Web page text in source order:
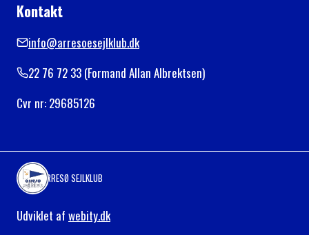
Kontakt
info@arresoesejlklub.dk
22 76 72 33 (Formand Allan Albrektsen)
Cvr nr: 29685126
ARRESØ SEJLKLUB
Udviklet af webity.dk